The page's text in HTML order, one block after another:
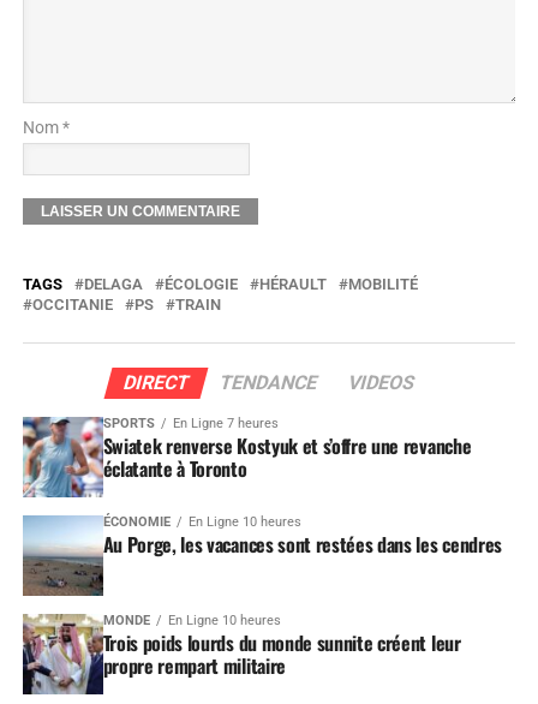
Nom *
TAGS DELAGA ÉCOLOGIE HÉRAULT
MOBILITÉ
OCCITANIE
PS TRAIN
DIRECT TENDANCE VIDEOS
SPORTS En Ligne 7 heures
Swiatek renverse Kostyuk et s’offre une revanche
éclatante à Toronto
ÉCONOMIE En Ligne 10 heures
Au Porge, les vacances sont restées dans les cendres
MONDE En Ligne 10 heures
Trois poids lourds du monde sunnite créent leur
propre rempart militaire